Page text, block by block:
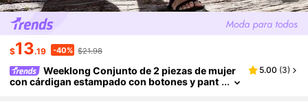
$13.19 -40% $21.98
Weeklong Conjunto de 2 piezas de mujer
con cárdigan estampado con botones y pant
5.00 (3)